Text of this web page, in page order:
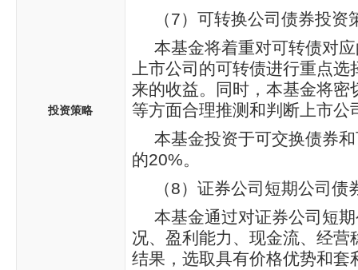
投资策略
（7）可转换公司债券投资
本基金将着重对可转债对
上市公司的可转债进行重点
来的收益。同时，本基金将
等方面合理推测和判断上市
本基金投资于可交换债券
的20%。
（8）证券公司短期公司债
本基金通过对证券公司短
况、盈利能力、现金流、经
结果，选取具有价格优势和